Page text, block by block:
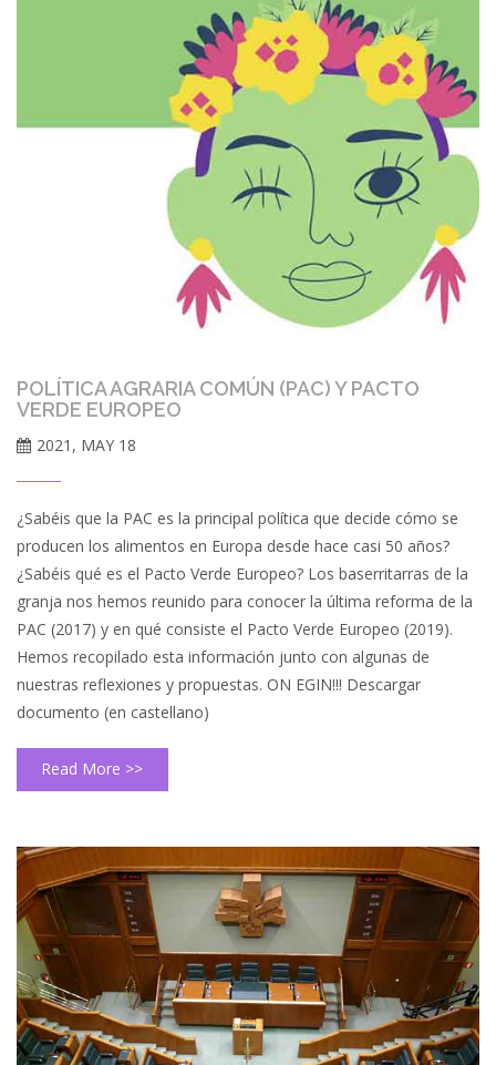
POLÍTICA AGRARIA COMÚN (PAC) Y PACTO
VERDE EUROPEO
2021, MAY 18
¿Sabéis que la PAC es la principal política que decide cómo se
producen los alimentos en Europa desde hace casi 50 años?
¿Sabéis qué es el Pacto Verde Europeo? Los baserritarras de la
granja nos hemos reunido para conocer la última reforma de la
PAC (2017) y en qué consiste el Pacto Verde Europeo (2019).
Hemos recopilado esta información junto con algunas de
nuestras reflexiones y propuestas. ON EGIN!!! Descargar
documento (en castellano)
Read More >>